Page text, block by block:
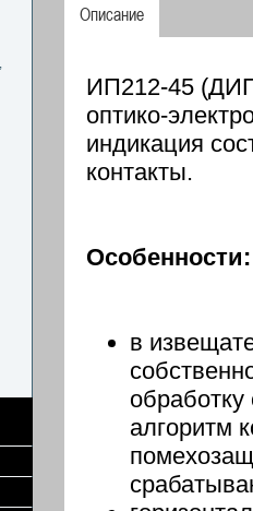
Описание
ИП212-45
оптико-
индикация
контакты.
Особенности:
в
алгоритм